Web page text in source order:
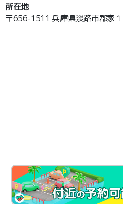
所在地
〒656-1511 兵庫県淡路市郡家